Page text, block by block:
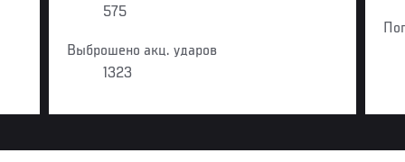
575
Выброшено акц. ударов
1323